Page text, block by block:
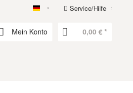
erdbeerdropsService/Hilfe
Mein Konto 0,00 € *